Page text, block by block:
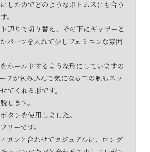
したのでどのようなボトムスにも合う
。
辺りで切り替え、その下にギャザーと
パーツを入れて少しフェミニンな雰囲
ホールドするような形にしていますの
ブが包み込んで気になる二の腕もスッ
てくれる形です。
します。
タンを使用しました。
リーです。
ガンと合わせてカジュアルに、ロング